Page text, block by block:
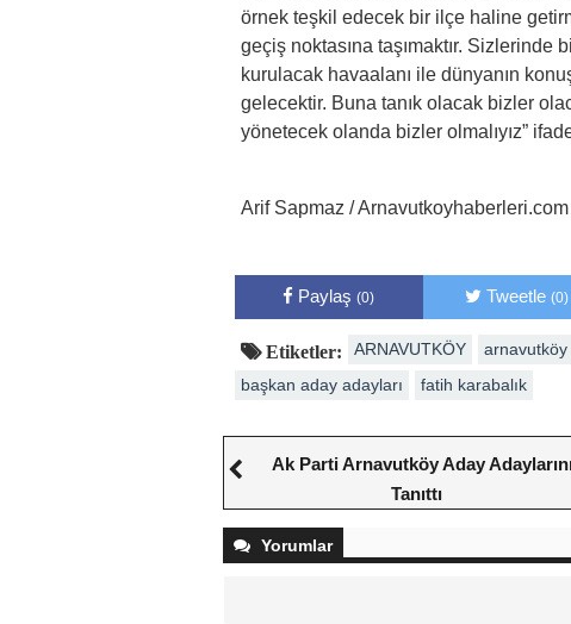
örnek teşkil edecek bir ilçe haline
geçiş noktasına taşımaktır.
kurulacak havaalanı ile dünyanın
gelecektir. Buna tanık olacak bizler
yönetecek olanda bizler olmalıyız”
Arif Sapmaz / Arnavutkoyhaberleri.com
Paylaş(0) Tweetle (0)
Etiketler: ARNAVUTKÖY arnavutköy
başkan aday adayları
fatih karabalık
Ak Parti Arnavutköy Aday
Tanıttı
Yorumlar